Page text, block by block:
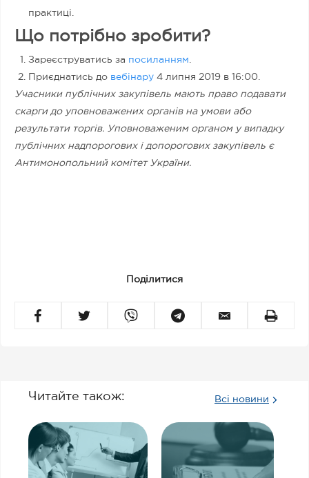
практиці.
Що потрібно зробити?
Зареєструватись за посиланням
Приєднатись до вебінару 4 липня 2019 в 16:00.
Учасники публічних закупівель мають право подавати
скарги до уповноважених органів на умови або
результати торгів. Уповноваженим органом у випадку
публічних надпорогових і допорогових закупівель є
Антимонопольний комітет України.
Поділитися
Читайте також: Всі новини